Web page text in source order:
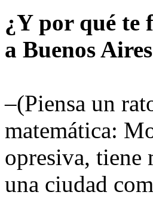
¿Y por qué te
a Buenos
–(Piensa un
matemática:
opresiva, tiene
una ciudad